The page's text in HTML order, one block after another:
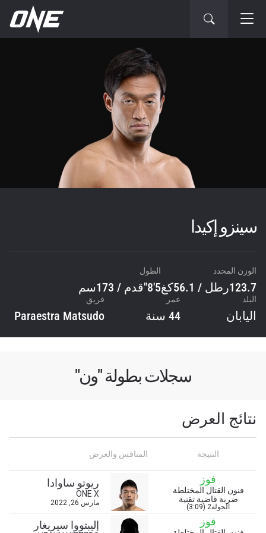
سينزو إكيدا
الوزن المحدد
123.7رطل / 56.1كغ
الطول
5'8"قدم / 173سم
البلد
اليابان
عمر
44 سنة
فريق
Paraestra Matsudo
سجلات بطولة "ون"
نتائج العرض
النتيجة المنافس والعرض
فوز
فنون القتال المختلطة
ضربة قاضية تقنية
الجولة2 (3:09)
ريوتو ساوادا
ONE X
مارس 26, 2022
فوز إليبتووا سيريغار